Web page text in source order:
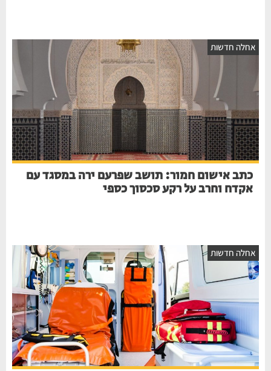
חדשות
כתב אישום חמור: תושב שפרעם ירה במסגד עם
אקדח וחרב על רקע סכסוך כספי
חדשות